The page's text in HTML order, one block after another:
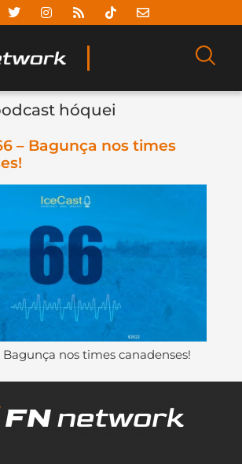
hóquei
– Bagunça nos times
Bagunça nos times canadenses!